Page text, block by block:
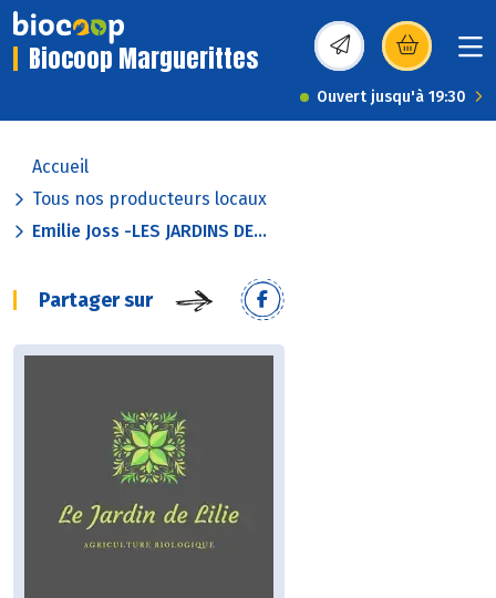
Biocoop Marguerittes (s’ouvre dans une
Ouvert jusqu'à 19:30
Accueil
Tous nos producteurs locaux
Emilie Joss -LES JARDINS DE...
Partager sur